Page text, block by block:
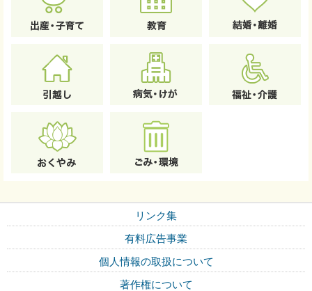
リンク集
有料広告事業
個人情報の取扱について
著作権について